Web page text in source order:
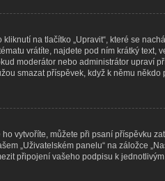
na tlačítko „Upravit“, které se
vrátíte, najdete pod ním krátký text,
moderátor nebo administrátor upraví
smazat příspěvek, když k němu někdo
vytvoříte, můžete při psaní příspěvku
„Uživatelském panelu“ na záložce
připojení vašeho podpisu k